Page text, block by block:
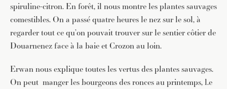
spiruline-citron. En forêt, il nous montre les plantes sauvages
comestibles. On a passé quatre heures le nez sur le sol, à
regarder tout ce qu’on pouvait trouver sur le sentier côtier de
Douarnenez face à la baie et Crozon au loin.
Erwan nous explique toutes les vertus des plantes sauvages.
On peut manger les bourgeons des ronces au printemps, l.e